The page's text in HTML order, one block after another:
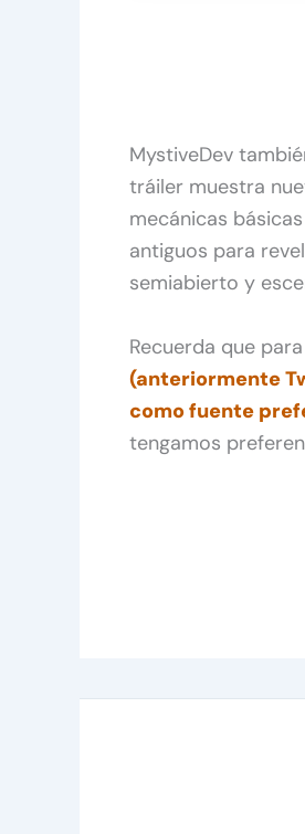
MystiveDev
tráiler muestra
mecánicas
antiguos para
semiabierto y
Recuerda que
(anteriormente
como fuente
tengamos